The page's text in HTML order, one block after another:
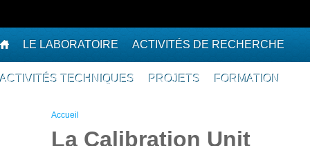
LE LABORATOIRE ACTIVITÉS DE RECHERCHE
ACTIVITÉS TECHNIQUES PROJETS FORMATION
Vous êtes ici
Accueil
La Calibration Unit